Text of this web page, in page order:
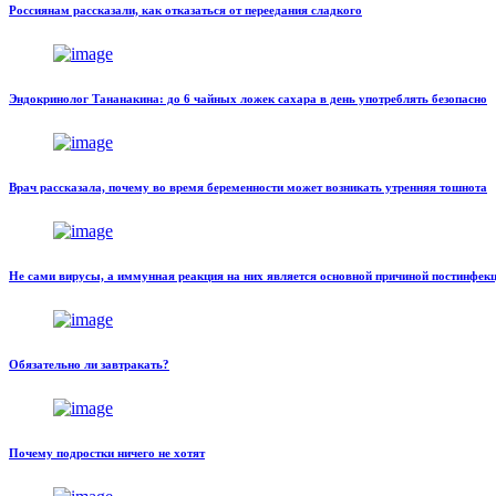
Россиянам рассказали, как отказаться от переедания сладкого
Эндокринолог Тананакина: до 6 чайных ложек сахара в день употреблять безопасно
Врач рассказала, почему во время беременности может возникать утренняя тошнота
Не сами вирусы, а иммунная реакция на них является основной причиной
Обязательно ли завтракать?
Почему подростки ничего не хотят